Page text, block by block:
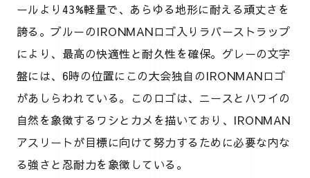
ールより43%軽量で、あらゆる地形に耐える頑丈さを
誇る。ブルーのIRONMANロゴ入りラバーストラップ
により、最高の快適性と耐久性を確保。グレーの文字
盤には、6時の位置にこの大会独自のIRONMANロゴ
があしらわれている。このロゴは、ニースとハワイの
自然を象徴するワシとカメを描いており、IRONMAN
アスリートが目標に向けて努力するために必要な内な
る強さと忍耐力を象徴している。